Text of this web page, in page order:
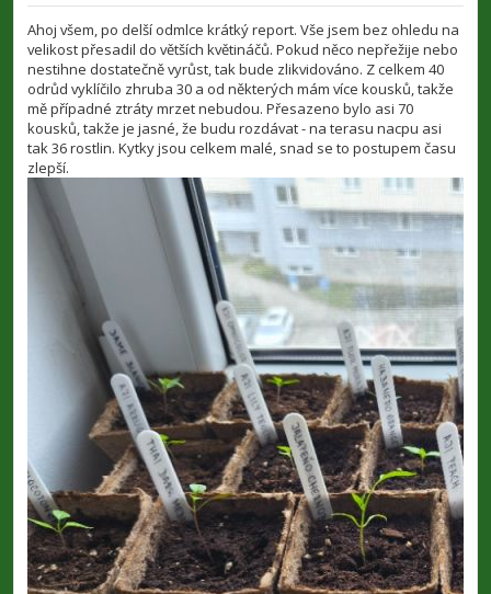
ř
í
s
p
ě
v
e
k
Ahoj všem, po delší odmlce krátký report. Vše jsem bez ohledu na
velikost přesadil do větších květináčů. Pokud něco nepřežije nebo
nestihne dostatečně vyrůst, tak bude zlikvidováno. Z celkem 40
odrůd vyklíčilo zhruba 30 a od některých mám více kousků, takže
mě případné ztráty mrzet nebudou. Přesazeno bylo asi 70
kousků, takže je jasné, že budu rozdávat - na terasu nacpu asi
tak 36 rostlin. Kytky jsou celkem malé, snad se to postupem času
zlepší.